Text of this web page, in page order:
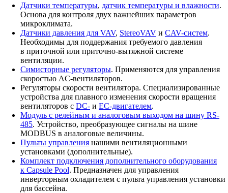
Датчики температуры, датчик температуры и влажности.
Основа для контроля двух важнейших параметров
микроклимата.
Датчики давления для VAV, StereoVAV и CAV-систем.
Необходимы для поддержания требуемого давления
в приточной или приточно-вытяжной системе
вентиляции.
Симисторные регуляторы. Применяются для управления
скоростью AC-вентиляторов.
Регуляторы скорости вентилятора. Специализированные
устройства для плавного изменения скорости вращения
вентиляторов с DC- и EC-двигателем.
Модуль с релейным и аналоговым выходом на шину RS-
485. Устройство, преобразующее сигналы на шине
MODBUS в аналоговые величины.
Пульты управления нашими вентиляционными
установками (дополнительные).
Комплект подключения дополнительного оборудования
к Capsule Pool. Предназначен для управления
инверторным охладителем с пульта управления установки
для бассейна.